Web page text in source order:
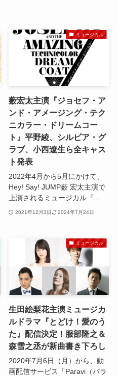
ミュージカル
薮宏太主演『ジョセフ・ア
ンド・アメージング・テク
ニカラー・ドリームコー
ト』平野綾、シルビア・グ
ラブ、小西遼生ら全キャス
ト発表
2022年4月から5月にかけて、
Hey! Say! JUMP薮 宏太主演で
上演されるミュージカル『...
2021年12月3日 2024年7月24日
ミュージカル
生田絵梨花主演ミュージカ
ルドラマ『とどけ！愛のう
た』配信決定！服部隆之＆
森雪之丞が新曲書き下ろし
2020年7月6日（月）から、動
画配信サービス「Paravi（パラ